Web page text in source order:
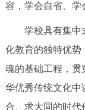
容，学会自省、学
学校具有集中式
化教育的独特优势
魂的基础工程，贯
华优秀传统文化中
合、求大同的时代